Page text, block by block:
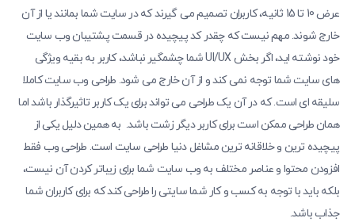
عرض 10 تا 15 ثانیه، کاربران تصمیم می گیرند که در سایت شما بمانند یا از آن
خارج شوند. مهم نیست که چقدر کد پیچیده در قسمت پشتیبان وب سایت
خود نوشته اید، اگر بخش UI/UX شما چشمگیر نباشد، کاربر به بقیه ویژگی
های سایت شما توجه نمی کند و از آن خارج می شود. طراحی وب سایت کاملا
سلیقه ای است. که در آن یک طراحی می تواند برای یک کاربر تاثیرگذار باشد اما
همان طراحی ممکن است برای کاربر دیگر زشت باشد. به همین دلیل یکی از
پیچیده ترین و خلاقانه ترین مشاغل دنیا طراحی سایت است. طراحی وب فقط
افزودن محتوا و عناصر مختلف به وب سایت شما برای زیباتر کردن آن نیست،
بلکه باید با توجه به کسب و کار شما سایتی را طراحی کند که برای کاربران شما
جذاب باشد.